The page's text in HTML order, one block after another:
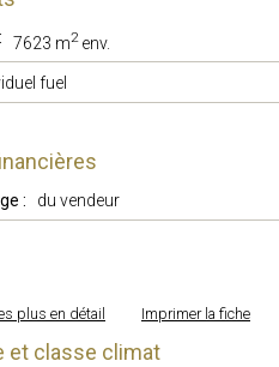
7623 m2env.
fuel
: du vendeur
plus en détail Imprimer la fiche
et classe climat